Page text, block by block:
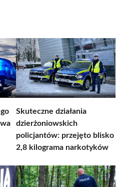
Skuteczne działania
dzierżoniowskich
policjantów: przejęto blisko
2,8 kilograma narkotyków